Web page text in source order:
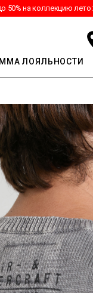
50% на коллекцию лето
ЛОЯЛЬНОСТИ